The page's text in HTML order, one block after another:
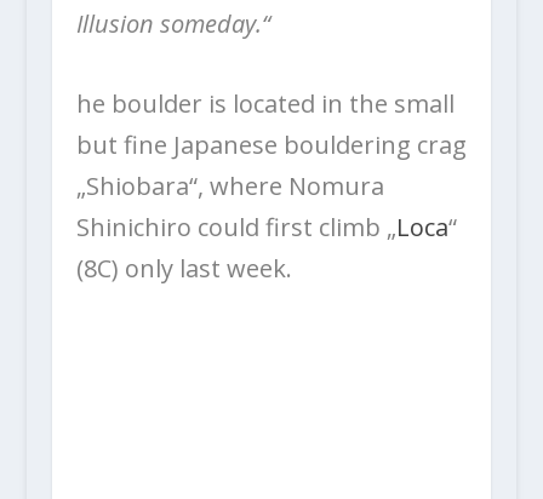
Illusion someday.“
he boulder is located in the small
but fine Japanese bouldering crag
„Shiobara“, where Nomura
Shinichiro could first climb „Loca“
(8C) only last week.